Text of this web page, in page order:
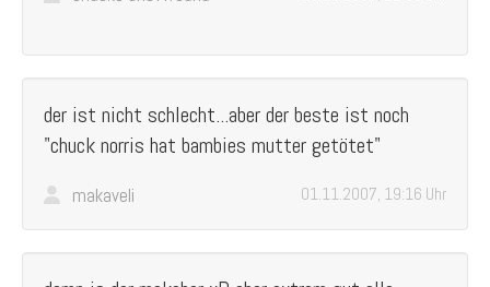
der ist nicht schlecht...aber der beste ist noch
"chuck norris hat bambies mutter getötet"
makaveli 01.11.2007, 19:16 Uhr